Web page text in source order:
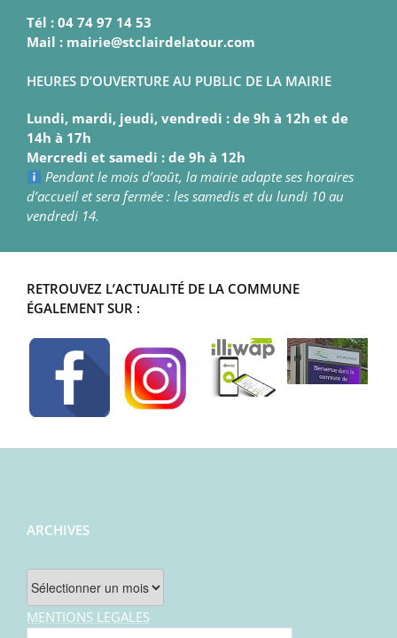
Tél : 04 74 97 14 53
Mail : mairie@stclairdelatour.com
HEURES D’OUVERTURE AU PUBLIC DE LA MAIRIE
Lundi, mardi, jeudi, vendredi : de 9h à 12h et de
14h à 17h
Mercredi et samedi : de 9h à 12h
Pendant le mois d’août, la mairie adapte ses horaires
d’accueil et sera fermée : les samedis et du lundi 10 au
vendredi 14.
RETROUVEZ L’ACTUALITÉ DE LA COMMUNE
ÉGALEMENT SUR :
ARCHIVES
Archives
MENTIONS LEGALES